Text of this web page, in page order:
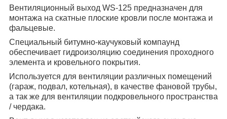
Вентиляционный выход WS-125 предназначен для
монтажа на скатные плоские кровли после монтажа и
фальцевые.
Специальный битумно-каучуковый компаунд
обеспечивает гидроизоляцию соединения проходного
элемента и кровельного покрытия.
Используется для вентиляции различных помещений
(гараж, подвал, котельная), в качестве фановой трубы,
а так же для вентиляции подкровельного пространства
/ чердака.